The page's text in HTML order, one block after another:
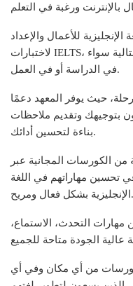
للأعمال والإعداد
لاختبارات IELTS، مما يساعدك على الاستعداد لخطواتك التالية سواء
في الدراسة أو في العمل.
حيث يوفر المعهد دعمًا
بتوجيهك وتقديم ملاحظات
بناءة لتحسين أدائك.
من الكورسات المجانية عبر
تحسين مهاراتهم في اللغة
الإنجليزية بشكل فعال ومريح.
التحدث، الاستماع،
من أي مكان وفي أي